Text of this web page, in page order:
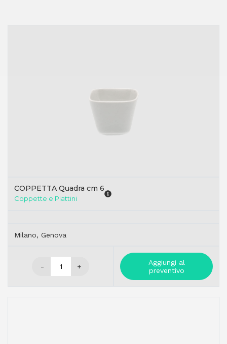
COPPETTA Quadra cm 6
Coppette e Piattini
Milano, Genova
- +
Aggiungi al
preventivo